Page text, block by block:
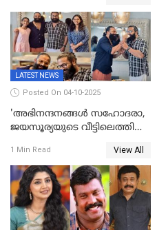
സിനിമയ്ക്ക്
സെൻസർബോർഡിന്റെ
കടുംവെട്ട്
LATEST NEWS
Posted On 04-10-2025
'അഭിനന്ദനങ്ങൾ സഹോദരാ,
ജയസൂര്യയുടെ വീട്ടിലെത്തി
ആഘോഷം'
1 Min Read View All